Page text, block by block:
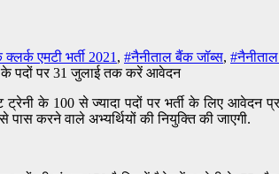
एमटी भर्ती 2021, #नैनीताल बैंक जॉब्स,
के 100 से ज्यादा पदों पर भर्ती के लिए आवेदन
करने वाले अभ्यर्थियों की नियुक्ति की जाएगी.